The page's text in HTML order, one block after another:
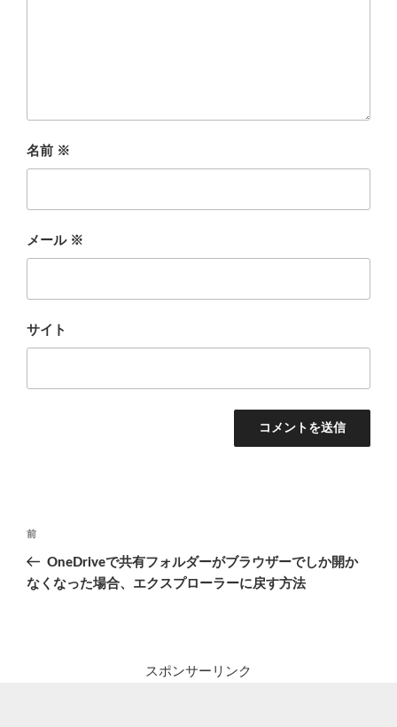
名前 ※
メール ※
サイト
投
ナ
前
の
投
前
OneDriveで共有フォルダーがブラウザーでしか開か
なくなった場合、エクスプローラーに戻す方法
スポンサーリンク